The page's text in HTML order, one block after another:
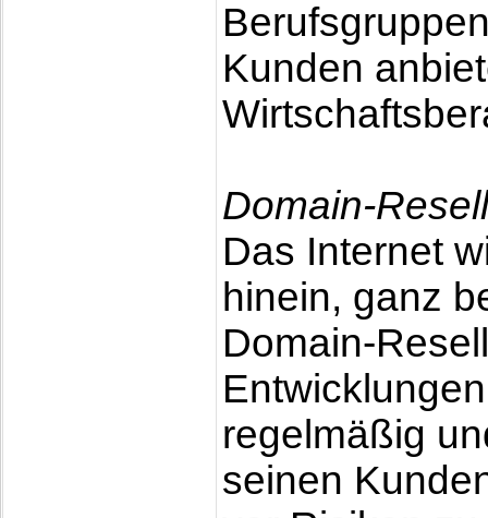
Kunden
Domain-
Das Internet
hinein, ganz
Domain-
regelmäßig
seinen